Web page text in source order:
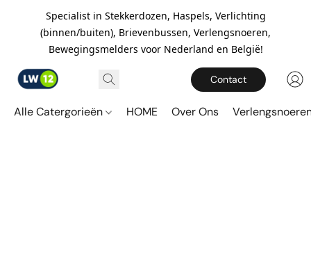
Specialist in Stekkerdozen, Haspels, Verlichting
(binnen/buiten), Brievenbussen, Verlengsnoeren,
Bewegingsmelders voor Nederland en België!
Contact
Alle Catergorieën HOME Over Ons